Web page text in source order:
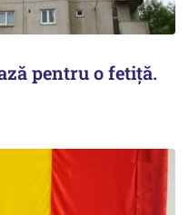
pentru o fetiță.